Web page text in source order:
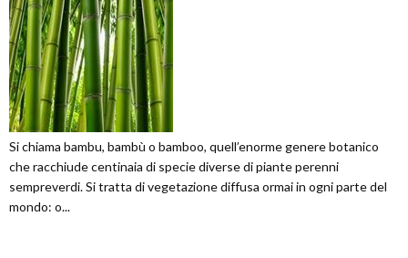
Si chiama bambu, bambù o bamboo, quell’enorme genere botanico
che racchiude centinaia di specie diverse di piante perenni
sempreverdi. Si tratta di vegetazione diffusa ormai in ogni parte del
mondo: o...